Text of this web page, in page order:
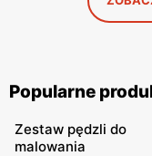
Popularne
Zestaw pędzli do
malowania